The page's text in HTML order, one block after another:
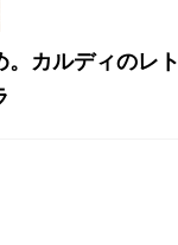
。カルディのレ